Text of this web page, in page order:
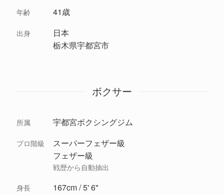
年齢 41歳
出身
日本
栃木県宇都宮市
ボクサー
所属 宇都宮ボクシングジム
プロ階級
スーパーフェザー級
フェザー級
戦歴から自動抽出
身長 167cm / 5' 6"